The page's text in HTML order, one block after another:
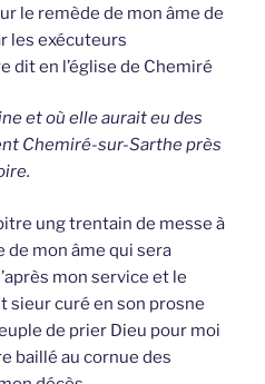
le remède de mon âme de
les exécuteurs
dit en l’église de Chemiré
et où elle aurait eu des
Chemiré-sur-Sarthe près
ung trentain de messe à
de mon âme qui sera
mon service et le
sieur curé en son prosne
de prier Dieu pour moi
baillé au cornue des